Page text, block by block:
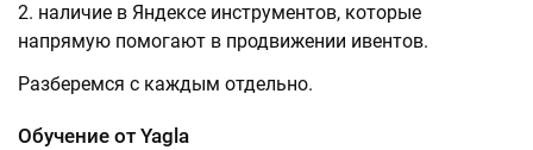
наличие в Яндексе инструментов, которые
напрямую помогают в продвижении ивентов.
Разберемся с каждым отдельно.
Обучение от Yagla